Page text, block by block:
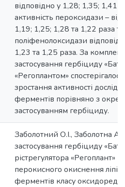
відповідно у 1,28; 1,35; 1,41
активність пероксидази –
1,19; 1,25; 1,28 та 1,22 раза та
поліфенолоксидази
1,23 та 1,25 раза. За
застосування гербіциду
«Регоплантом»
зростання активності
ферментів порівняно з
застосуванням гербіциду.
Заболотний О.І., Заболотна
застосування гербіциду
рістрегулятора «Регоплант»
перокисного окиснення
ферментів класу